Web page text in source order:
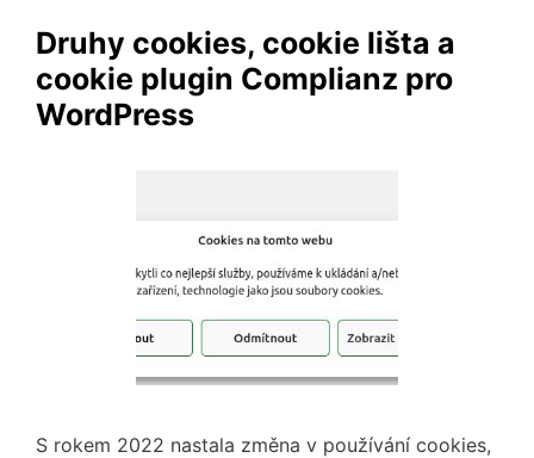
Druhy cookies, cookie lišta a
cookie plugin Complianz pro
WordPress
S rokem 2022 nastala změna v používání cookies,